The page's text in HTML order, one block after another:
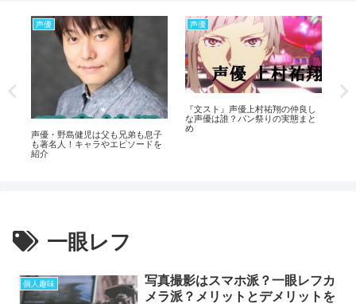
声優
声優・野島健児は父も兄弟も息子
も著名人！キャラやエピソードを
紹介
声優
『文スト』声優上村祐翔の仲良し
な声優は誰？パン祭りの実態まと
め
一眼レフ
個人趣味
写真撮影はスマホ派？一眼レフカ
メラ派？メリットとデメリットを